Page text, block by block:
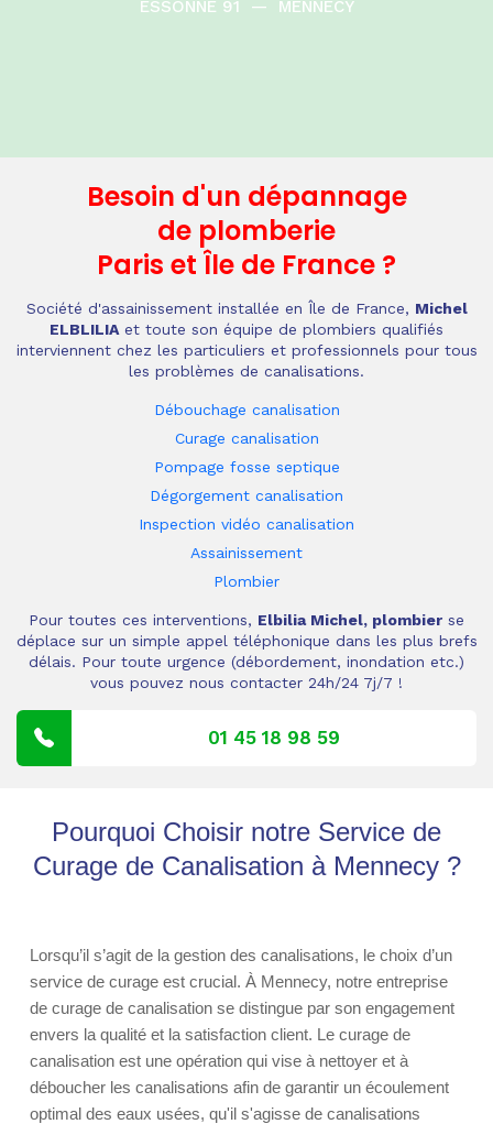
ESSONNE 91
— MENNECY
Besoin d'un dépannage
de plomberie
Paris et Île de France ?
Société d'assainissement installée en Île de France, Michel
ELBLILIA et toute son équipe de plombiers qualifiés
interviennent chez les particuliers et professionnels pour tous
les problèmes de canalisations.
Débouchage canalisation
Curage canalisation
Pompage fosse septique
Dégorgement canalisation
Inspection vidéo canalisation
Assainissement
Plombier
Pour toutes ces interventions, Elbilia Michel, plombier se
déplace sur un simple appel téléphonique dans les plus brefs
délais. Pour toute urgence (débordement, inondation etc.)
vous pouvez nous contacter 24h/24 7j/7 !
01 45 18 98 59
Pourquoi Choisir notre Service de
Curage de Canalisation à Mennecy ?
Lorsqu’il s’agit de la gestion des canalisations, le choix d’un
service de curage est crucial. À Mennecy, notre entreprise
de curage de canalisation se distingue par son engagement
envers la qualité et la satisfaction client. Le curage de
canalisation est une opération qui vise à nettoyer et à
déboucher les canalisations afin de garantir un écoulement
optimal des eaux usées, qu'il s'agisse de canalisations